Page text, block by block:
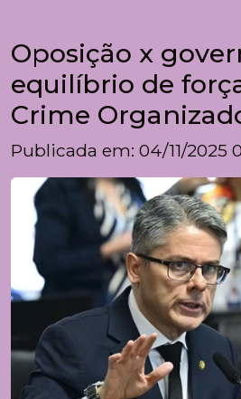
Oposição x
equilíbrio de
Crime
Publicada em: 04/11/2025